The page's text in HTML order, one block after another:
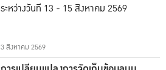
ระหว่างวันที่ 13 - 15 สิงหาคม 2569
3 สิงหาคม 2569